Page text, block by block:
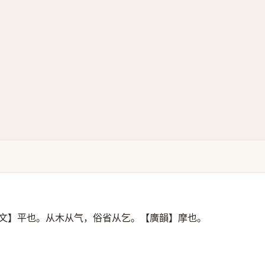
】平也。从木从气，俗省从乞。【廣韻】摩也。